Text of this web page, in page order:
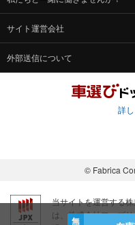
無
サイト運営会社
外部送信について
詳し
場 証券コード：